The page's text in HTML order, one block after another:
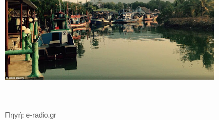
Πηγή: e-radio.gr